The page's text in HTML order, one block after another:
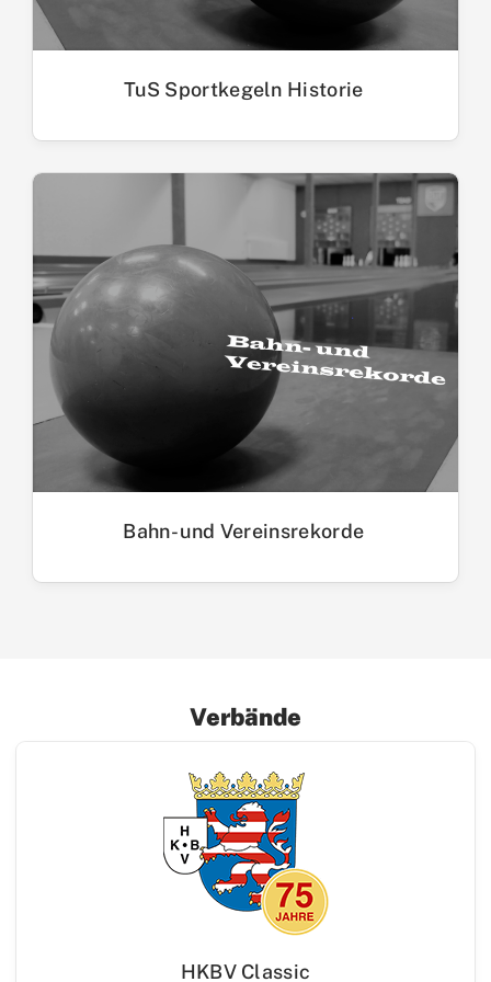
TuS Sportkegeln Historie
Bahn- und Vereinsrekorde
Verbände
HKBV Classic